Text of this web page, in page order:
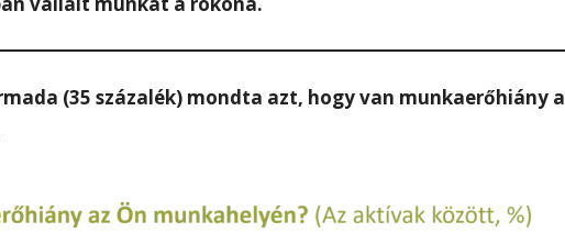
(35 százalék) mondta azt, hogy van munkaerőhiány a